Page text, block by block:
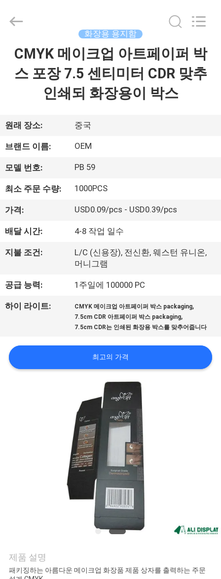
회
사
소
공
장
학
질
관
를
요
2026
Rights
화장용 용지함
CMYK 메이크업 아트페이퍼 박
스 포장 7.5 센티미터 CDR 맞추
인쇄되 화장용이 박스
원래 장소: 중국
브랜드 이름: OEM
모델 번호: PB 59
최소 주문 수량: 1000PCS
가격: USD0.09/pcs - USD0.39/pcs
배달 시간: 4-8 작업 일수
지불 조건:
L/C (신용장), 전신환, 웨스턴 유니온,
머니그램
공급 능력: 1주일에 100000 PC
하이 라이트: CMYK 메이크업 아트페이퍼 박스 packaging,
7.5cm CDR 아트페이퍼 박스 packaging,
7.5cm CDR는 인쇄된 화장용 박스를 맞추어줍니다
최고의 가격
제품 설명
패키징하는 아름다운 메이크업 화장품 제품 상자를 출력하는 주문